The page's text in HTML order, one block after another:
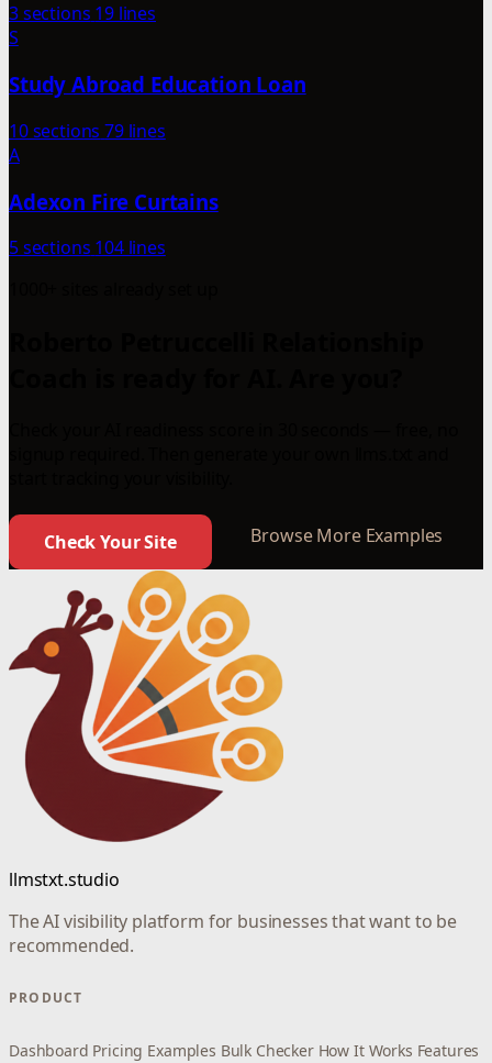
3 sections 19 lines
S
Study Abroad Education Loan
10 sections 79 lines
A
Adexon Fire Curtains
5 sections 104 lines
Check Your Site Browse More Examples
llmstxt.studio
The AI visibility platform for businesses that want to be
recommended.
PRODUCT
Dashboard Pricing Examples Bulk Checker How It Works Features